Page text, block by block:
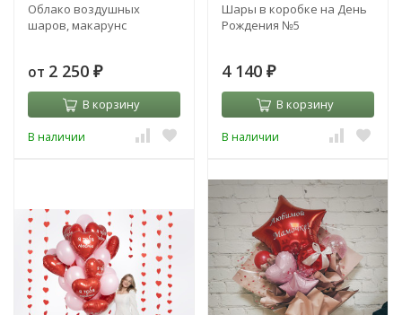
Облако воздушных
шаров, макарунс
от 2 250 ₽
В корзину
В наличии
Шары в коробке на День
Рождения №5
4 140 ₽
В корзину
В наличии